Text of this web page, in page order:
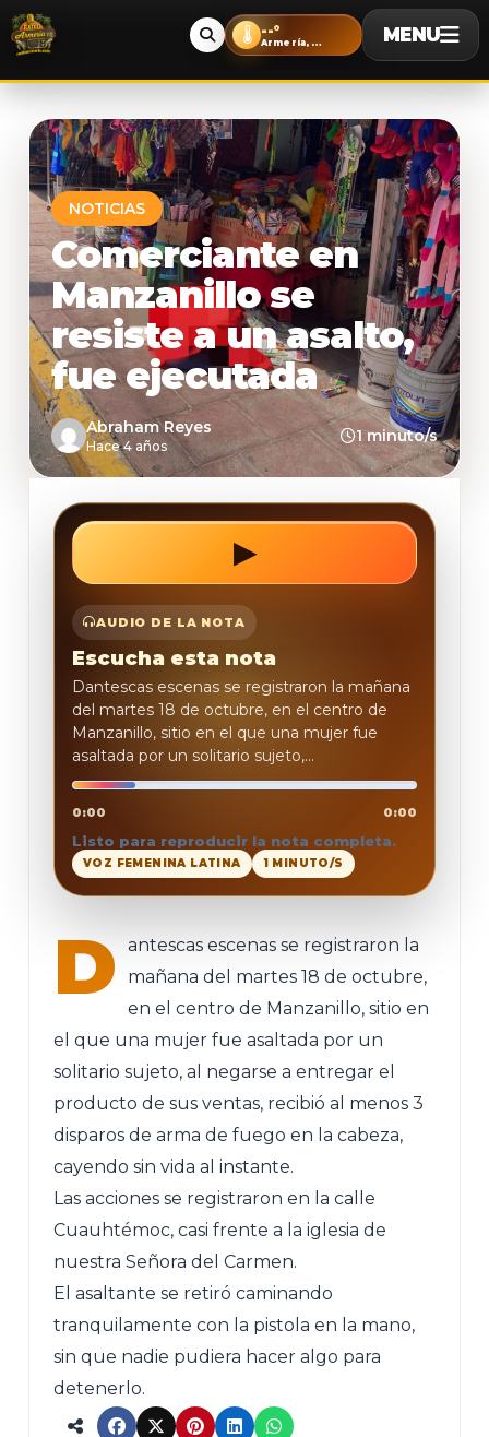
🌡️ --°
Armería, Colima MENU
NOTICIAS
Comerciante en
Manzanillo se
resiste a un asalto,
fue ejecutada
Abraham Reyes
Hace 4 años
1 minuto/s
▶REPRODUCIR
AUDIO DE LA NOTA
Escucha esta nota
Dantescas escenas se registraron la mañana
del martes 18 de octubre, en el centro de
Manzanillo, sitio en el que una mujer fue
asaltada por un solitario sujeto,...
0:00 0:00
Listo para reproducir la nota completa.
VOZ FEMENINA LATINA 1 MINUTO/S
D
antescas escenas se registraron la
mañana del martes 18 de octubre,
en el centro de Manzanillo, sitio en
el que una mujer fue asaltada por un
solitario sujeto, al negarse a entregar el
producto de sus ventas, recibió al menos 3
disparos de arma de fuego en la cabeza,
cayendo sin vida al instante.
Las acciones se registraron en la calle
Cuauhtémoc, casi frente a la iglesia de
nuestra Señora del Carmen.
El asaltante se retiró caminando
tranquilamente con la pistola en la mano,
sin que nadie pudiera hacer algo para
detenerlo.